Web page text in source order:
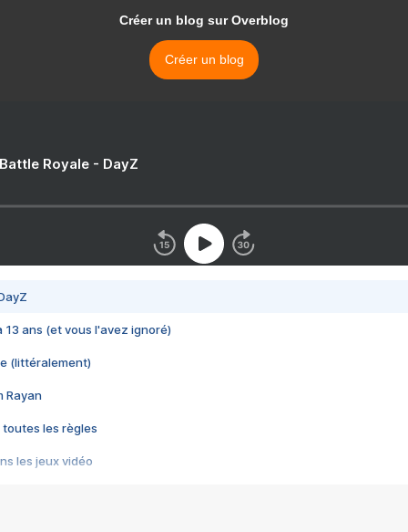
Créer un blog sur Overblog
Créer un blog
Royale - DayZ
13 ans (et vous l'avez ignoré)
(littéralement)
Rayan
toutes les règles
les jeux vidéo